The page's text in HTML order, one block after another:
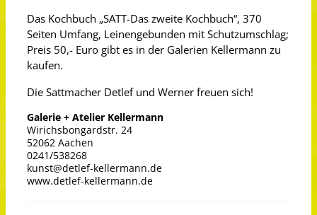
Das Kochbuch „SATT-Das zweite Kochbuch“, 370
Seiten Umfang, Leinengebunden mit Schutzumschlag;
Preis 50,- Euro gibt es in der Galerien Kellermann zu
kaufen.
Die Sattmacher Detlef und Werner freuen sich!
Galerie + Atelier Kellermann
Wirichsbongardstr. 24
52062 Aachen
0241/538268
kunst@detlef-kellermann.de
www.detlef-kellermann.de